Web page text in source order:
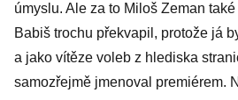
úmyslu. Ale za to Miloš Zeman
Babiš trochu překvapil, protože já
a jako vítěze voleb z hlediska
samozřejmě jmenoval premiérem.